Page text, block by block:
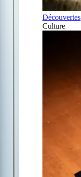
Découvertes
Culture